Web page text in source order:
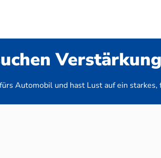
Automobil und hast Lust auf ein